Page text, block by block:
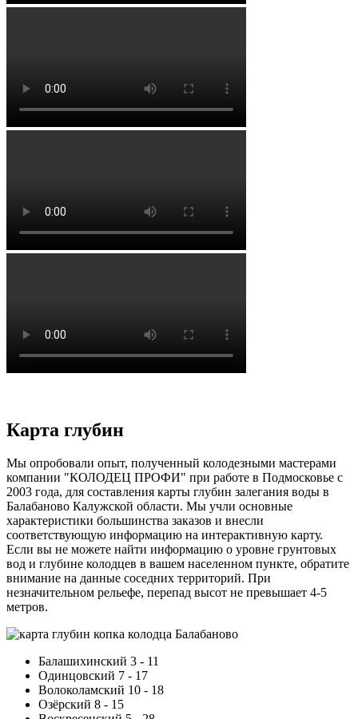
Карта глубин
Мы опробовали опыт, полученный колодезными мастерами
компании "КОЛОДЕЦ ПРОФИ" при работе в Подмосковье с
2003 года, для составления карты глубин залегания воды в
Балабаново Калужской области. Мы учли основные
характеристики большинства заказов и внесли
соответствующую информацию на интерактивную карту.
Если вы не можете найти информацию о уровне грунтовых
вод и глубине колодцев в вашем населенном пункте, обратите
внимание на данные соседних территорий. При
незначительном рельефе, перепад высот не превышает 4-5
метров.
Балашихинский 3 - 11
Одинцовский 7 - 17
Волоколамский 10 - 18
Озёрский 8 - 15